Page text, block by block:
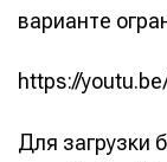
варианте
https://
Для загрузки